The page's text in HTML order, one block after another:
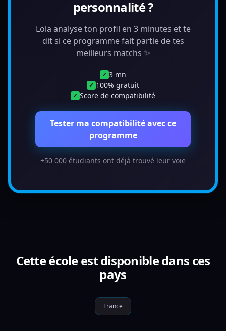
personnalité ?
Lola analyse ton profil en 3 minutes et te
dit si ce programme fait partie de tes
meilleurs matchs ✨
✓ 3 mn
✓ 100% gratuit
✓ Score de compatibilité
Tester ma compatibilité avec ce
programme
+50 000 étudiants ont déjà trouvé leur voie
Cette école est disponible dans ces
pays
France